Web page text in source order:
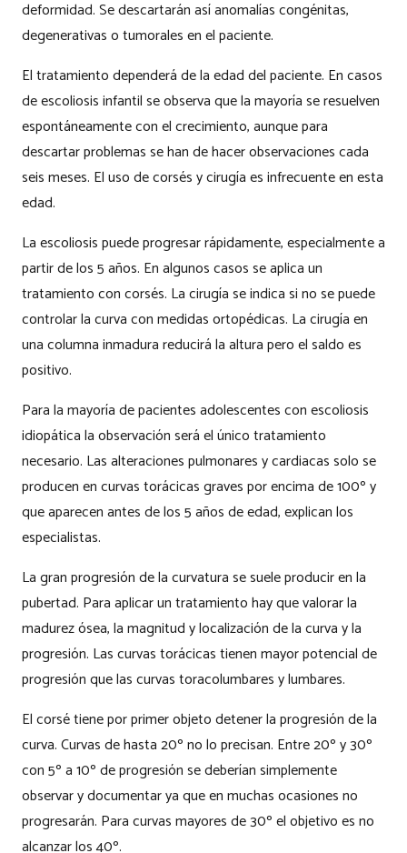
deformidad. Se descartarán así anomalías congénitas,
degenerativas o tumorales en el paciente.
El tratamiento dependerá de la edad del paciente. En casos
de escoliosis infantil se observa que la mayoría se resuelven
espontáneamente con el crecimiento, aunque para
descartar problemas se han de hacer observaciones cada
seis meses. El uso de corsés y cirugía es infrecuente en esta
edad.
La escoliosis puede progresar rápidamente, especialmente a
partir de los 5 años. En algunos casos se aplica un
tratamiento con corsés. La cirugía se indica si no se puede
controlar la curva con medidas ortopédicas. La cirugía en
una columna inmadura reducirá la altura pero el saldo es
positivo.
Para la mayoría de pacientes adolescentes con escoliosis
idiopática la observación será el único tratamiento
necesario. Las alteraciones pulmonares y cardiacas solo se
producen en curvas torácicas graves por encima de 100º y
que aparecen antes de los 5 años de edad, explican los
especialistas.
La gran progresión de la curvatura se suele producir en la
pubertad. Para aplicar un tratamiento hay que valorar la
madurez ósea, la magnitud y localización de la curva y la
progresión. Las curvas torácicas tienen mayor potencial de
progresión que las curvas toracolumbares y lumbares.
El corsé tiene por primer objeto detener la progresión de la
curva. Curvas de hasta 20º no lo precisan. Entre 20º y 30º
con 5º a 10º de progresión se deberían simplemente
observar y documentar ya que en muchas ocasiones no
progresarán. Para curvas mayores de 30º el objetivo es no
alcanzar los 40º.